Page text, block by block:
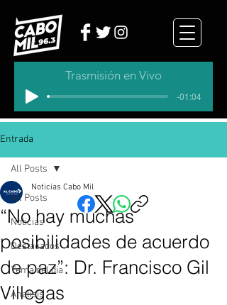
Trasmisión en Vivo
-01:04
Entrada
All Posts
Noticias
Destacados
Tema del dia
Analisis
All Posts
“No hay muchas
posibilidades de acuerdo
de paz”: Dr. Francisco Gil
Villegas
Noticias Cabo Mil